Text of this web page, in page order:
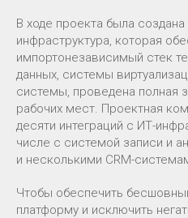
В ходе проекта была
инфраструктура, которая
импортонезависимый стек
данных, системы
системы, проведена полная
рабочих мест. Проектная
десяти интеграций с ИТ-
числе с системой записи и
и несколькими CRM-
Чтобы обеспечить
платформу и исключить